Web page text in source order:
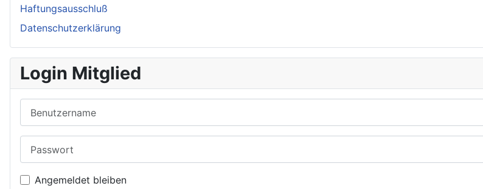
Haftungsausschluß
Datenschutzerklärung
Login Mitglied
Angemeldet bleiben